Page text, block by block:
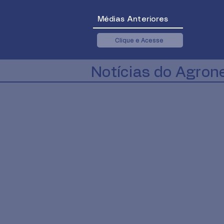
Médias Anteriores
Clique e Acesse
Notícias do